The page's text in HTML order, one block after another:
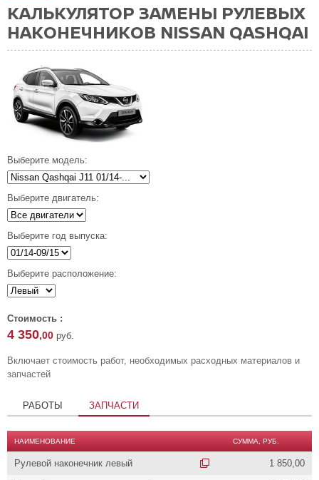
КАЛЬКУЛЯТОР ЗАМЕНЫ РУЛЕВЫХ
НАКОНЕЧНИКОВ NISSAN QASHQAI
Выберите модель:
Выберите двигатель:
Выберите год выпуска:
Выберите расположение:
Стоимость :
4 350,00 руб.
Включает стоимость работ, необходимых расходных материалов и
запчастей
РАБОТЫ ЗАПЧАСТИ
НАИМЕНОВАНИЕ СУММА, РУБ.
Рулевой наконечник левый 1 850,00